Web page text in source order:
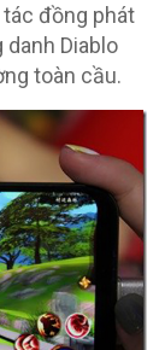
đồng phát
Diablo
toàn cầu.